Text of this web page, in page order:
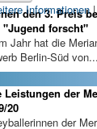
den 3. Preis
"Jugend forscht"
Jahr hat die
Berlin-Süd von...
der
20
der
Informationen